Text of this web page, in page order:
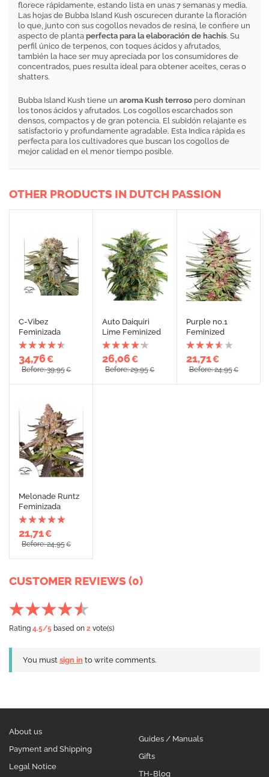
florece rápidamente, estando lista en unas 7 semanas y media.
Las hojas de Bubba Island Kush oscurecen durante la floración
lo que, junto con sus cogollos nevados de resina, le confiere un
aspecto de planta perfecta para la elaboración de hachís. Su
perfil único de terpenos, con toques ácidos y afrutados,
también la hace ser muy apreciada por los consumidores de
concentrados, pues resulta ideal para obtener aceites, ceras o
shatters.
Bubba Island Kush tiene un aroma Kush terroso pero dominan
los tonos ácidos y afrutados. Los cogollos escarchados son
densos, compactos y de gran potencia. El subidón relajante es
satisfactorio y profundamente agradable. Esta Indica rápida es
perfecta para los cultivadores que buscan los cogollos de
mejor calidad en el menor tiempo posible.
OTHER PRODUCTS IN DUTCH PASSION
C-Vibez
Feminizada
34,76€
Before: 39,95€
Auto Daiquiri
Lime Feminized
26,06€
Before: 29,95€
Purple no.1
Feminized
21,71€
Before: 24,95€
Melonade Runtz
Feminizada
21,71€
Before: 24,95€
CUSTOMER REVIEWS (0)
Rating 4.5/5 based on 2 vote(s)
You must sign in to write comments.
About us
Payment and Shipping
Legal Notice
Guides / Manuals
Gifts
TH-Blog